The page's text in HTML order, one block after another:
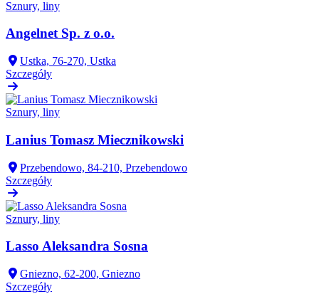
Sznury, liny
Angelnet Sp. z o.o.
Ustka, 76-270, Ustka
Szczegóły
Sznury, liny
Lanius Tomasz Miecznikowski
Przebendowo, 84-210, Przebendowo
Szczegóły
Sznury, liny
Lasso Aleksandra Sosna
Gniezno, 62-200, Gniezno
Szczegóły